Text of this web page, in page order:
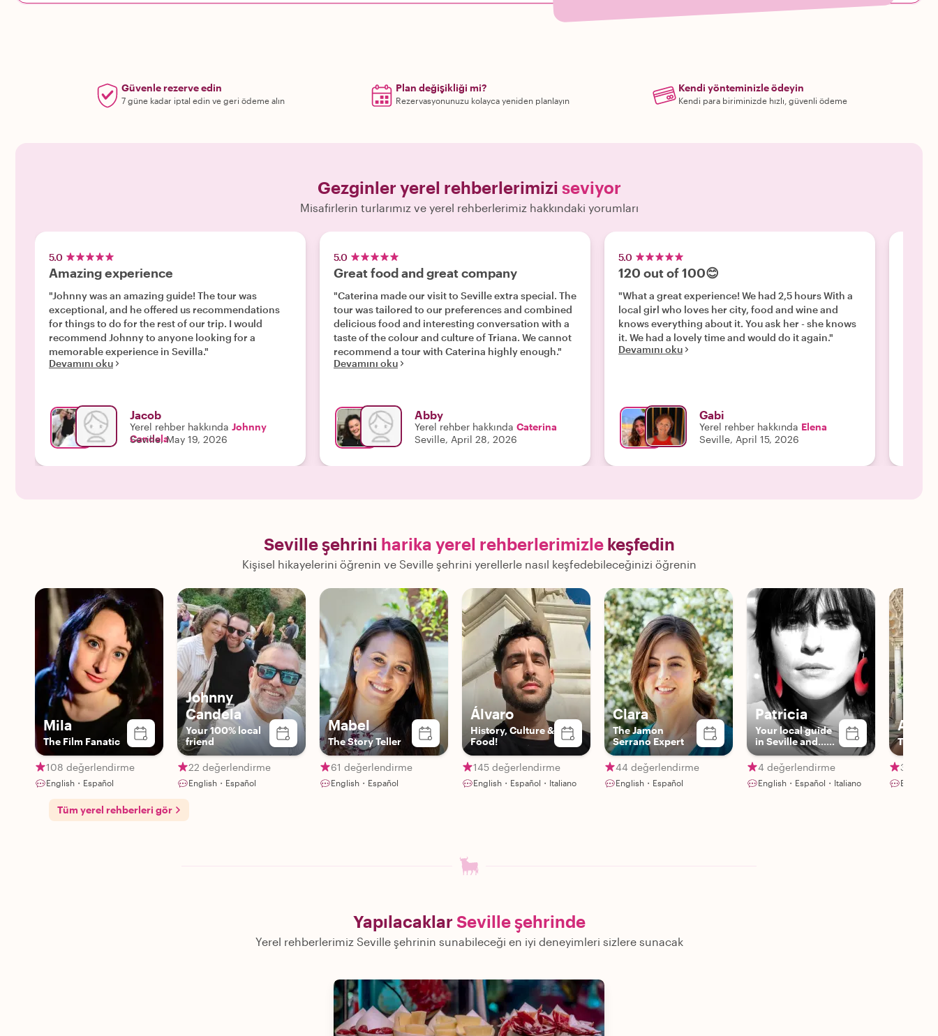
Güvenle rezerve edin
7 güne kadar iptal edin ve geri ödeme alın
Plan değişikliği mi?
Rezervasyonunuzu kolayca yeniden planlayın
Kendi yönteminizle ödeyin
Kendi para biriminizde hızlı, güvenli ödeme
Gezginler yerel rehberlerimizi seviyor
Misafirlerin turlarımız ve yerel rehberlerimiz hakkındaki yorumları
5.0
Amazing experience
"Johnny was an amazing guide! The tour was
exceptional, and he offered us recommendations
for things to do for the rest of our trip. I would
recommend Johnny to anyone looking for a
memorable experience in Sevilla."
Devamını oku
Jacob
Yerel rehber hakkında Johnny
Candela
Seville, May 19, 2026
5.0
Great food and great company
"Caterina made our visit to Seville extra special. The
tour was tailored to our preferences and combined
delicious food and interesting conversation with a
taste of the colour and culture of Triana. We cannot
recommend a tour with Caterina highly enough."
Devamını oku
Abby
Yerel rehber hakkında Caterina
Seville, April 28, 2026
5.0
120 out of 100😊
"What a great experience! We had 2,5 hours With a
local girl who loves her city, food and wine and
knows everything about it. You ask her - she knows
it. We had a lovely time and would do it again."
Devamını oku
Gabi
Yerel rehber hakkında Elena
Seville, April 15, 2026
Seville şehrini harika yerel rehberlerimizlekeşfedin
Kişisel hikayelerini öğrenin ve Seville şehrini yerellerle nasıl keşfedebileceğinizi öğrenin
Mila
The Film Fanatic
108 değerlendirme
English・Español
Johnny
Candela
Your 100% local
friend
22 değerlendirme
English・Español
Mabel
The Story Teller
61 değerlendirme
English・Español
Álvaro
History, Culture &
Food!
145 değerlendirme
English・Español・Italiano
Clara
The Jamon
Serrano Expert
44 değerlendirme
English・Español
Patricia
Your local guide
in Seville and...
artist!
4 değerlendirme
English・Español・Italiano
Alba
The
341
English
Tüm yerel rehberleri gör
Yapılacaklar Seville şehrinde
Yerel rehberlerimiz Seville şehrinin sunabileceği en iyi deneyimleri sizlere sunacak